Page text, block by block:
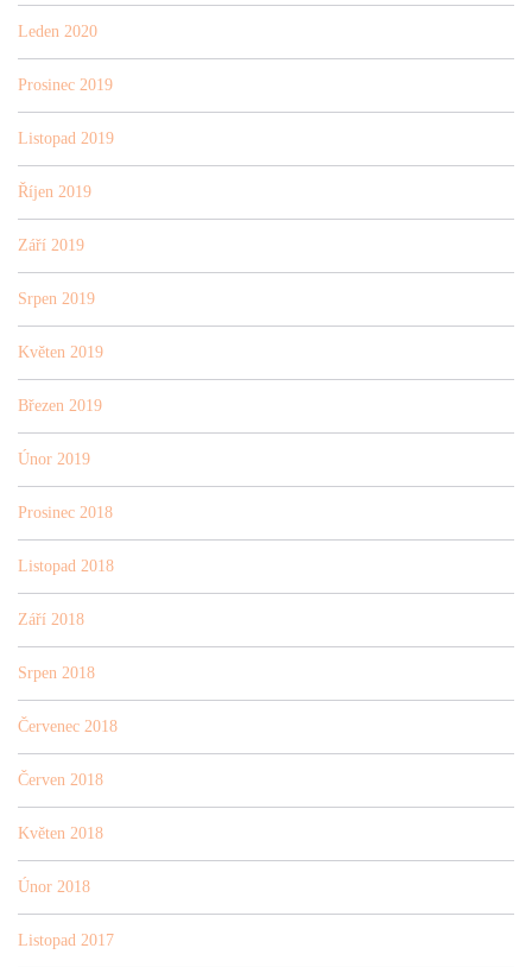
Leden 2020
Prosinec 2019
Listopad 2019
Říjen 2019
Září 2019
Srpen 2019
Květen 2019
Březen 2019
Únor 2019
Prosinec 2018
Listopad 2018
Září 2018
Srpen 2018
Červenec 2018
Červen 2018
Květen 2018
Únor 2018
Listopad 2017